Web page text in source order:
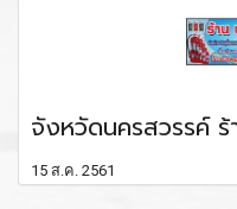
จังหวัดนครสวรรค์
15 ส.ค. 2561